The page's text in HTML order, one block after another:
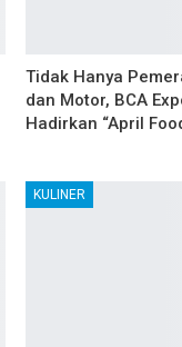
Tidak Hanya
dan Motor, BCA
Hadirkan “April
KULINER